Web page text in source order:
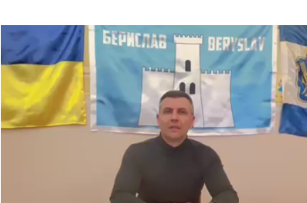
Відеопрогравач